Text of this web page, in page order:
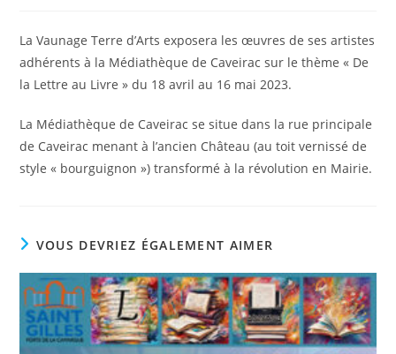
La Vaunage Terre d’Arts exposera les œuvres de ses artistes
adhérents à la Médiathèque de Caveirac sur le thème « De
la Lettre au Livre » du 18 avril au 16 mai 2023.
La Médiathèque de Caveirac se situe dans la rue principale
de Caveirac menant à l’ancien Château (au toit vernissé de
style « bourguignon ») transformé à la révolution en Mairie.
VOUS DEVRIEZ ÉGALEMENT AIMER